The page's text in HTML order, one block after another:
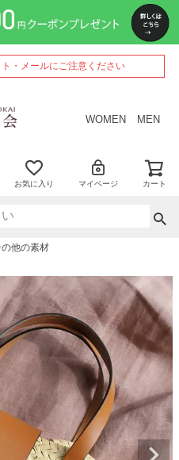
・メールにご注意ください
WOMEN MEN
お気に入り マイページ カート
の他の素材
ペー
ジト
ップ
へ